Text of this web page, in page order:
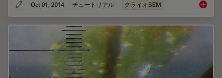
Oct 01, 2014 チュートリアル クライオSEM Brief